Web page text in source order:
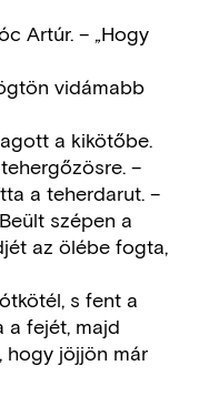
Artúr. – „Hogy
vidámabb
a kikötőbe.
–
a teherdarut. –
szépen a
az ölébe fogta,
s fent a
a fejét, majd
hogy jöjjön már